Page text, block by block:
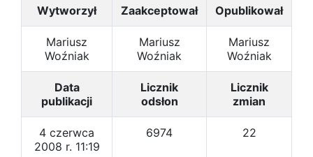
Wytworzył Zaakceptował Opublikował
Mariusz
Woźniak
Mariusz
Woźniak
Mariusz
Woźniak
Data
publikacji
Licznik
odsłon
Licznik
zmian
4 czerwca
2008 r. 11:19
6974 22